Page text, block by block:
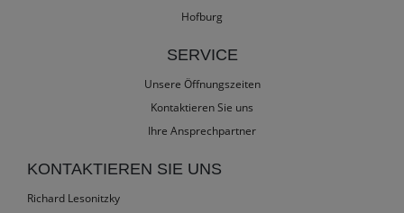
Hofburg
SERVICE
Unsere Öffnungszeiten
Kontaktieren Sie uns
Ihre Ansprechpartner
KONTAKTIEREN SIE UNS
Richard Lesonitzky